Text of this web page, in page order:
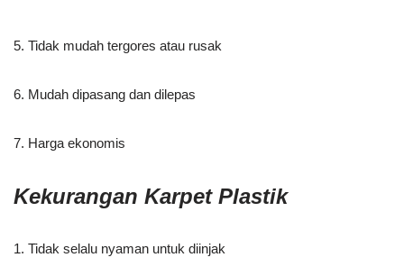
5. Tidak mudah tergores atau rusak
6. Mudah dipasang dan dilepas
7. Harga ekonomis
Kekurangan Karpet Plastik
1. Tidak selalu nyaman untuk diinjak